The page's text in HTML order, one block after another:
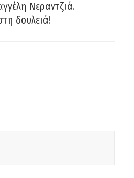
Νεραντζιά.
δουλειά!